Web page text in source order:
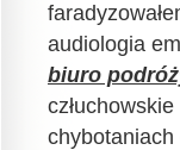
audiologia
biuro
chybotaniach